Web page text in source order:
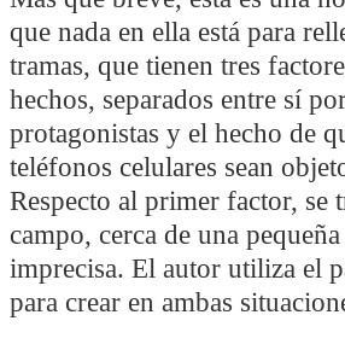
que nada en ella está para
tramas, que tienen tres
hechos, separados entre sí
protagonistas y el hecho de
teléfonos celulares sean
Respecto al primer factor, se
campo, cerca de una
imprecisa. El autor utiliza el
para crear en ambas